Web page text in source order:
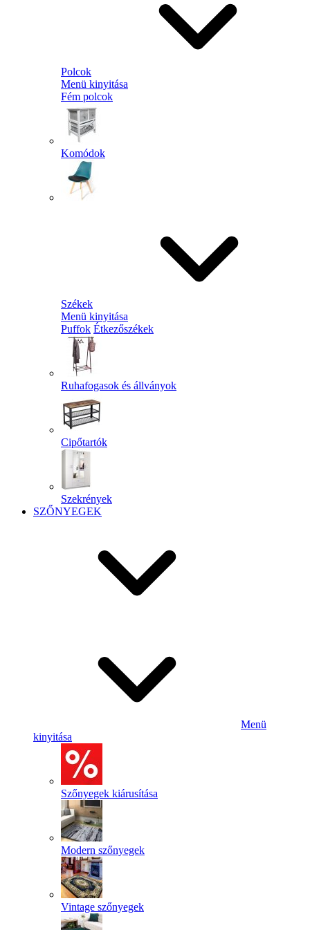
Polcok
Menü kinyitása
Fém polcok
Komódok
Székek
Menü kinyitása
Puffok Étkezőszékek
Ruhafogasok és állványok
Cipőtartók
Szekrények
SZŐNYEGEK
Menü
kinyitása
Szőnyegek kiárusítása
Modern szőnyegek
Vintage szőnyegek